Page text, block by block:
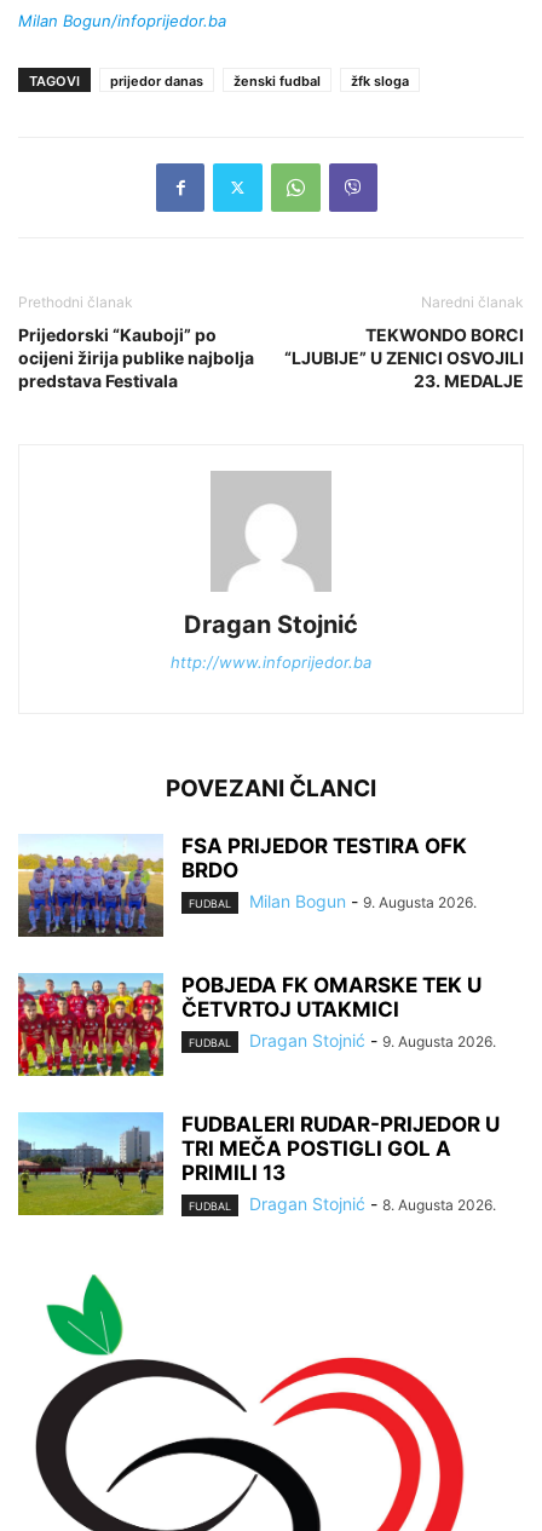
Milan Bogun/infoprijedor.ba
TAGOVI prijedor danas ženski fudbal žfk sloga
Prethodni članak
Prijedorski “Kauboji” po
ocijeni žirija publike najbolja
predstava Festivala
Naredni članak
TEKWONDO BORCI
“LJUBIJE” U ZENICI OSVOJILI
23. MEDALJE
Dragan Stojnić
http://www.infoprijedor.ba
POVEZANI ČLANCI
FSA PRIJEDOR TESTIRA OFK
BRDO
FUDBAL Milan Bogun - 9. Augusta 2026.
POBJEDA FK OMARSKE TEK U
ČETVRTOJ UTAKMICI
FUDBAL Dragan Stojnić - 9. Augusta 2026.
FUDBALERI RUDAR-PRIJEDOR U
TRI MEČA POSTIGLI GOL A
PRIMILI 13
FUDBAL Dragan Stojnić - 8. Augusta 2026.